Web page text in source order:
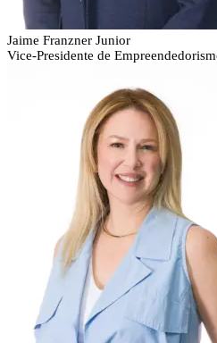
Jaime Franzner Junior
Vice-Presidente de